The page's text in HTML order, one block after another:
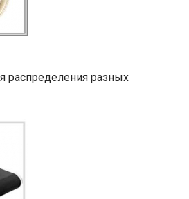
распределения разных